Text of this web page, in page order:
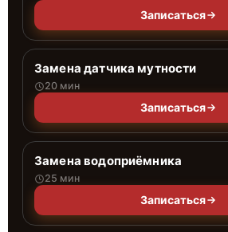
Записаться
Замена датчика мутности
20 мин
Записаться
Замена водоприёмника
25 мин
Записаться